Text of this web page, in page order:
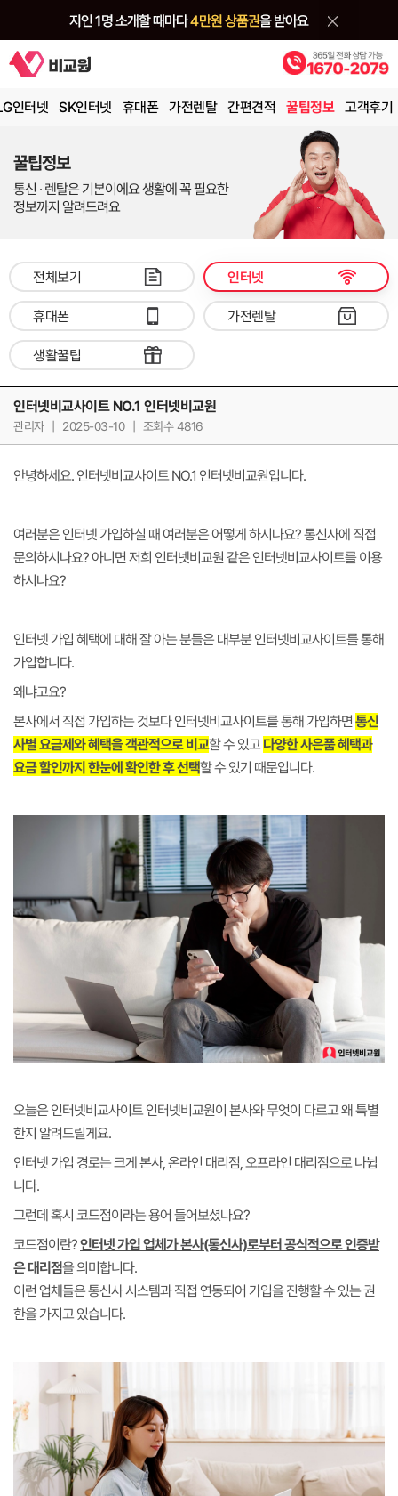
인터넷 SK인터넷 휴대폰 가전렌탈 간편견적 꿀팁정보 고객후기
꿀팁정보
통신 · 렌탈은 기본이에요 생활에 꼭 필요한
정보까지 알려드려요
전체보기 인터넷
휴대폰 가전렌탈
생활꿀팁
인터넷비교사이트 NO.1 인터넷비교원
관리자 2025-03-10 조회수 4816
안녕하세요. 인터넷비교사이트 NO.1 인터넷비교원입니다.
여러분은 인터넷 가입하실 때 여러분은 어떻게 하시나요? 통신사에 직접
문의하시나요? 아니면 저희 인터넷비교원 같은 인터넷비교사이트를 이용
하시나요?
인터넷 가입 혜택에 대해 잘 아는 분들은 대부분 인터넷비교사이트를 통해
가입합니다.
왜냐고요?
본사에서 직접 가입하는 것보다 인터넷비교사이트를 통해 가입하면 통신
사별 요금제와 혜택을 객관적으로 비교할 수 있고다양한 사은품 혜택과
요금 할인까지 한눈에 확인한 후 선택할 수 있기 때문입니다.
오늘은 인터넷비교사이트 인터넷비교원이 본사와 무엇이 다르고 왜 특별
한지 알려드릴게요.
인터넷 가입 경로는 크게 본사, 온라인 대리점, 오프라인 대리점으로 나뉩
니다.
그런데 혹시 코드점이라는 용어 들어보셨나요?
코드점이란?인터넷 가입 업체가 본사(통신사)로부터 공식적으로 인증받
은 대리점을 의미합니다.
이런 업체들은 통신사 시스템과 직접 연동되어 가입을 진행할 수 있는 권
한을 가지고 있습니다.